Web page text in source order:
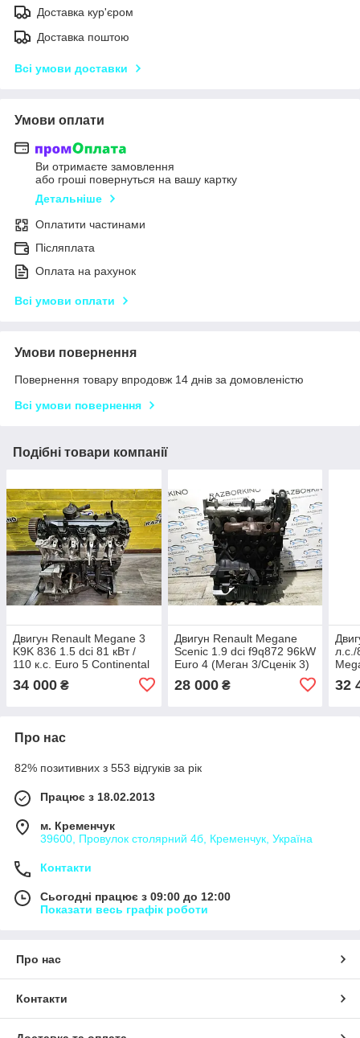
Доставка кур'єром
Доставка поштою
Всі умови доставки
Умови оплати
Ви отримаєте замовлення
або гроші повернуться на вашу картку
Детальніше
Оплатити частинами
Післяплата
Оплата на рахунок
Всі умови оплати
Умови повернення
Повернення товару впродовж 14 днів за домовленістю
Всі умови повернення
Подібні товари компанії
Двигун Renault Megane 3
K9K 836 1.5 dci 81 кВт /
110 к.с. Euro 5 Сontinental
34 000 ₴
Двигун Renault Megane
Scenic 1.9 dci f9q872 96kW
Euro 4 (Меган 3/Сценік 3)
28 000₴
л.с./
32
Про нас
82% позитивних з 553 відгуків за рік
Працює з 18.02.2013
м. Кременчук
39600, Провулок столярний 4б, Кременчук, Україна
Контакти
Сьогодні працює з 09:00 до 12:00
Показати весь графік роботи
Про нас
Контакти